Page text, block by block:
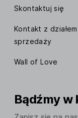
Skontaktuj się
Kontakt z działem
sprzedaży
Wall of Love
Bądźmy w